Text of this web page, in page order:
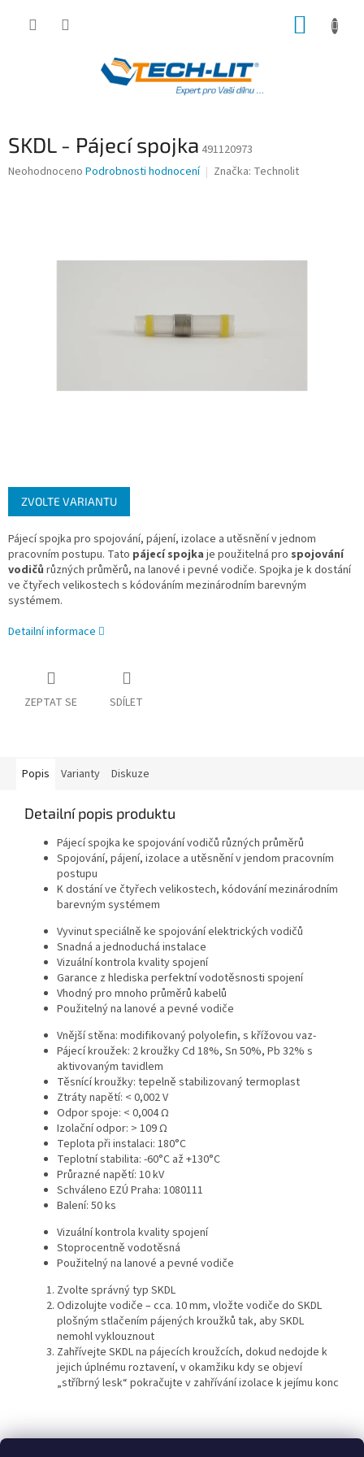
SKDL - Pájecí spojka 491120973
Průměrné
Neohodnoceno Podrobnosti hodnocení Značka: Technolit
ZVOLTE VARIANTU
Pájecí spojka pro spojování, pájení, izolace a utěsnění v jednom
pracovním postupu. Tato pájecí spojka je použitelná pro spojování
vodičů různých průměrů, na lanové i pevné vodiče. Spojka je k dostání
ve čtyřech velikostech s kódováním mezinárodním barevným
systémem.
Detailní informace
ZEPTAT SE SDÍLET
Popis Varianty Diskuze
Detailní popis produktu
Pájecí spojka ke spojování vodičů různých průměrů
Spojování, pájení, izolace a utěsnění v jendom pracovním
postupu
K dostání ve čtyřech velikostech, kódování mezinárodním
barevným systémem
Vyvinut speciálně ke spojování elektrických vodičů
Snadná a jednoduchá instalace
Vizuální kontrola kvality spojení
Garance z hlediska perfektní vodotěsnosti spojení
Vhodný pro mnoho průměrů kabelů
Použitelný na lanové a pevné vodiče
Vnější stěna: modifikovaný polyolefin, s křížovou vaz-
Pájecí kroužek: 2 kroužky Cd 18%, Sn 50%, Pb 32% s
aktivovaným tavidlem
Těsnící kroužky: tepelně stabilizovaný termoplast
Ztráty napětí: < 0,002 V
Odpor spoje: < 0,004 Ω
Izolační odpor: > 109 Ω
Teplota při instalaci: 180°C
Teplotní stabilita: -60°C až +130°C
Průrazné napětí: 10 kV
Schváleno EZÚ Praha: 1080111
Balení: 50 ks
Vizuální kontrola kvality spojení
Stoprocentně vodotěsná
Použitelný na lanové a pevné vodiče
Zvolte správný typ SKDL
Odizolujte vodiče – cca. 10 mm, vložte vodiče do SKDL
plošným stlačením pájených kroužků tak, aby SKDL
nemohl vyklouznout
Zahřívejte SKDL na pájecích kroužcích, dokud nedojde k
jejich úplnému roztavení, v okamžiku kdy se objeví
„stříbrný lesk“ pokračujte v zahřívání izolace k jejímu konc
Z